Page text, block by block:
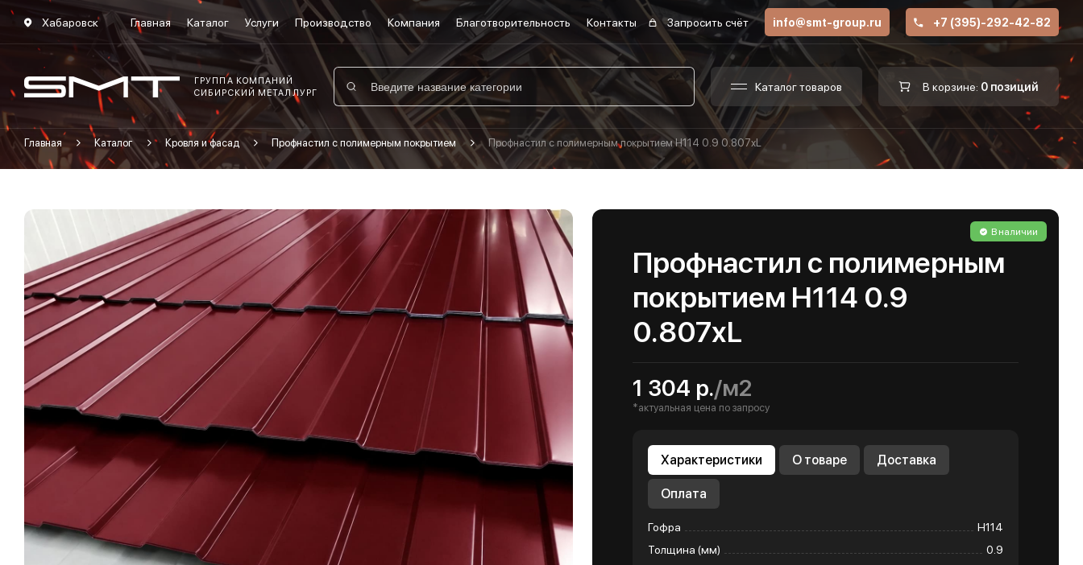
Хабаровск Главная Каталог Услуги Производство Компания Благотворительность Контакты Запросить счёт info@smt-group.ru +7 (395)-292-42-82
ГРУППА КОМПАНИЙ
СИБИРСКИЙ МЕТАЛЛУРГ
Каталог товаров В корзине: 0 позиций
Главная Каталог Кровля и фасад Профнастил с полимерным покрытием Профнастил с полимерным покрытием Н114 0.9 0.807хL
В наличии
Профнастил с полимерным
покрытием Н114 0.9
0.807хL
1 304 р./м2
*актуальная цена по запросу
Характеристики О товаре Доставка
Оплата
Гофра
Н114
Толщина (мм)
0.9